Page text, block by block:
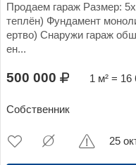
Продаем гараж Размер:
теплён) Фундамент
ертво) Снаружи гараж
ен...
500 000 1 м² =
Собственник
25